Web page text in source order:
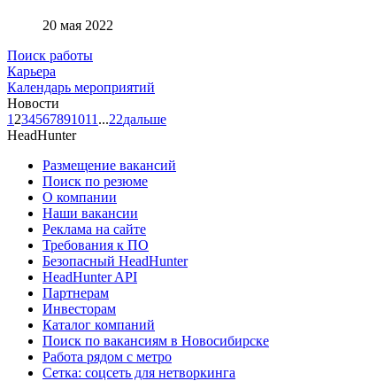
20 мая 2022
Поиск работы
Карьера
Календарь мероприятий
Новости
1 234567891011 ...22дальше
HeadHunter
Размещение вакансий
Поиск по резюме
О компании
Наши вакансии
Реклама на сайте
Требования к ПО
Безопасный HeadHunter
HeadHunter API
Партнерам
Инвесторам
Каталог компаний
Поиск по вакансиям в Новосибирске
Работа рядом с метро
Сетка: соцсеть для нетворкинга